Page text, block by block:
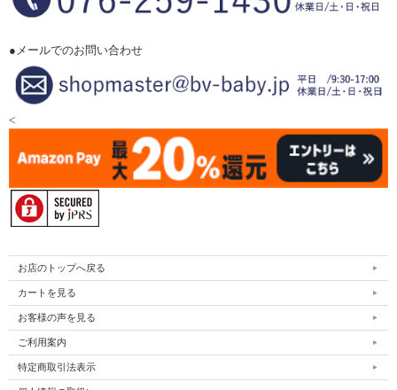
●メールでのお問い合わせ
<
お店のトップへ戻る
カートを見る
お客様の声を見る
ご利用案内
特定商取引法表示